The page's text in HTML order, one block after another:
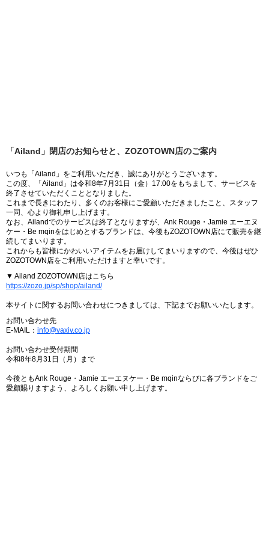
「Ailand」閉店のお知らせと、ZOZOTOWN店のご案内
いつも「Ailand」をご利用いただき、誠にありがとうございます。
この度、「Ailand」は令和8年7月31日（金）17:00をもちまして、サービスを
終了させていただくこととなりました。
これまで長きにわたり、多くのお客様にご愛顧いただきましたこと、スタッフ
一同、心より御礼申し上げます。
なお、Ailandでのサービスは終了となりますが、Ank Rouge・Jamie エーエヌ
ケー・Be mqinをはじめとするブランドは、今後もZOZOTOWN店にて販売を継
続してまいります。
これからも皆様にかわいいアイテムをお届けしてまいりますので、今後はぜひ
ZOZOTOWN店をご利用いただけますと幸いです。
▼ Ailand ZOZOTOWN店はこちら
https://zozo.jp/sp/shop/ailand/
本サイトに関するお問い合わせにつきましては、下記までお願いいたします。
お問い合わせ先
E-MAIL： info@vaxiv.co.jp
お問い合わせ受付期間
令和8年8月31日（月）まで
今後ともAnk Rouge・Jamie エーエヌケー・Be mqinならびに各ブランドをご
愛顧賜りますよう、よろしくお願い申し上げます。